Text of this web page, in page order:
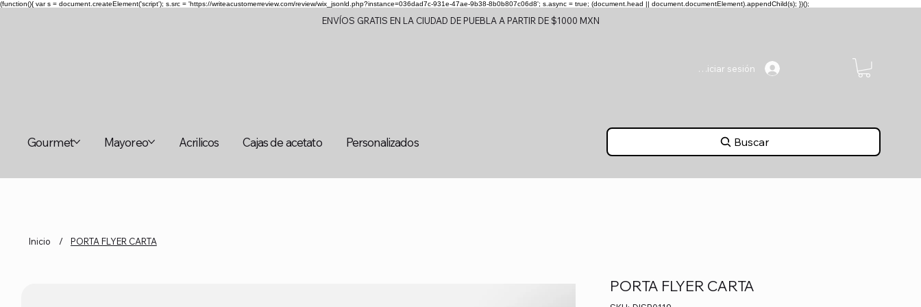
(function(){ var s = document.createElement('script'); s.src = 'https://writeacustomerreview.com/review/wix_jsonld.php?instance=036dad7c-931e-47ae-9b38-8b0b807c06d8'; s.async = true; (document.head || document.documentElement).appendChild(s); })();
ENVÍOS GRATIS EN LA CIUDAD DE PUEBLA A PARTIR DE $1000 MXN
Gourmet Mayoreo Acrilicos Cajas de acetato Personalizados Buscar
Iniciar sesión
Inicio / PORTA FLYER CARTA
PORTA FLYER CARTA
SKU